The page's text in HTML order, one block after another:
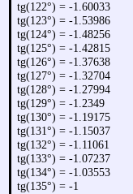
tg(122°) = -1.60033
tg(123°) = -1.53986
tg(124°) = -1.48256
tg(125°) = -1.42815
tg(126°) = -1.37638
tg(127°) = -1.32704
tg(128°) = -1.27994
tg(129°) = -1.2349
tg(130°) = -1.19175
tg(131°) = -1.15037
tg(132°) = -1.11061
tg(133°) = -1.07237
tg(134°) = -1.03553
tg(135°) = -1